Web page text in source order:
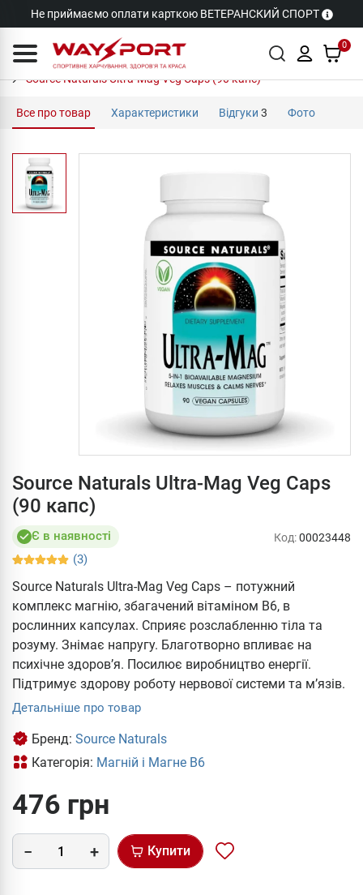
Не приймаємо оплати карткою ВЕТЕРАНСКИЙ СПОРТ
0
Source Naturals Ultra-Mag Veg Caps (90 капс)
Все про товар Характеристики Відгуки 3 Фото
Source Naturals Ultra-Mag Veg Caps
(90 капс)
Є в наявності
(3)
Код:00023448
Source Naturals Ultra-Mag Veg Caps – потужний
комплекс магнію, збагачений вітаміном В6, в
рослинних капсулах. Сприяє розслабленню тіла та
розуму. Знімає напругу. Благотворно впливає на
психічне здоров’я. Посилює виробництво енергії.
Підтримує здорову роботу нервової системи та м’язів.
Детальніше про товар
Бренд: Source Naturals
Категорія: Магній і Магне В6
476 грн
Купити